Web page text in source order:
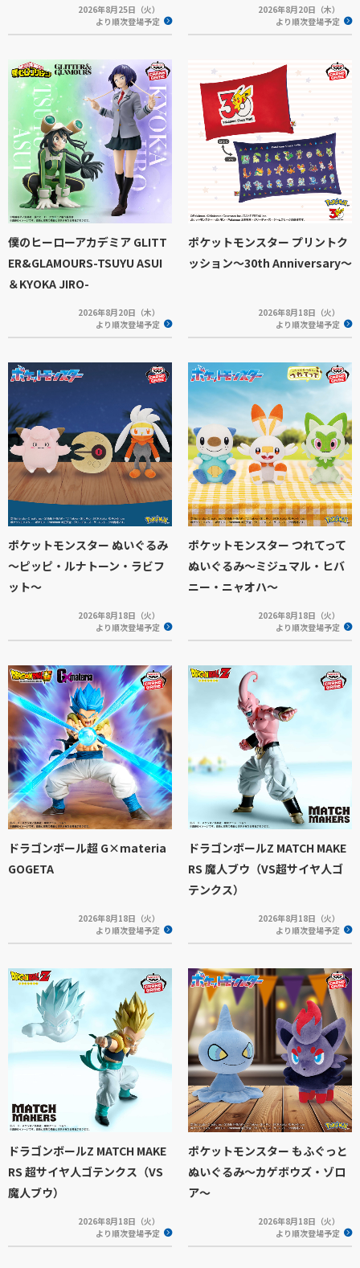
2026年8月25日（火）
より順次登場予定
2026年8月20日（木）
より順次登場予定
僕のヒーローアカデミア GLITT
ER&GLAMOURS-TSUYU ASUI
＆KYOKA JIRO-
2026年8月20日（木）
より順次登場予定
ポケットモンスター プリントク
ッション～30th Anniversary～
2026年8月18日（火）
より順次登場予定
ポケットモンスター ぬいぐるみ
～ピッピ・ルナトーン・ラビフ
ット～
2026年8月18日（火）
より順次登場予定
ポケットモンスター つれてって
ぬいぐるみ～ミジュマル・ヒバ
ニー・ニャオハ～
2026年8月18日（火）
より順次登場予定
ドラゴンボール超 G×materia
GOGETA
2026年8月18日（火）
より順次登場予定
ドラゴンボールZ MATCH MAKE
RS 魔人ブウ（VS超サイヤ人ゴ
テンクス）
2026年8月18日（火）
より順次登場予定
ドラゴンボールZ MATCH MAKE
RS 超サイヤ人ゴテンクス（VS
魔人ブウ）
2026年8月18日（火）
より順次登場予定
ポケットモンスター もふぐっと
ぬいぐるみ～カゲボウズ・ゾロ
ア～
2026年8月18日（火）
より順次登場予定